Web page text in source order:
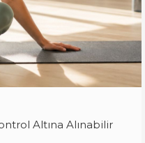
Altına Alınabilir